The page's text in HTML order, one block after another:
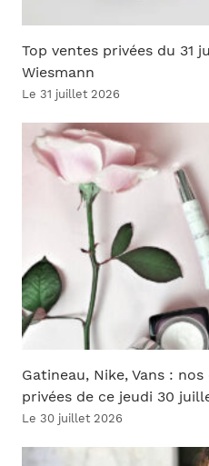
Top ventes privées du 31
Wiesmann
Le 31 juillet 2026
Gatineau, Nike, Vans :
privées de ce jeudi 30
Le 30 juillet 2026